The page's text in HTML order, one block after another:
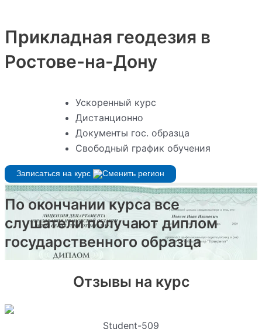
Прикладная геодезия в
Ростове-на-Дону
Ускоренный курс
Дистанционно
Документы гос. образца
Свободный график обучения
Записаться на курс
По окончании курса все
слушатели получают диплом
государственного образца
Отзывы на курс
Student-509